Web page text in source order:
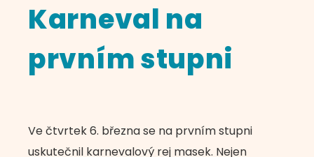
Karneval na
prvním stupni
Ve čtvrtek 6. března se na prvním stupni
uskutečnil karnevalový rej masek. Nejen